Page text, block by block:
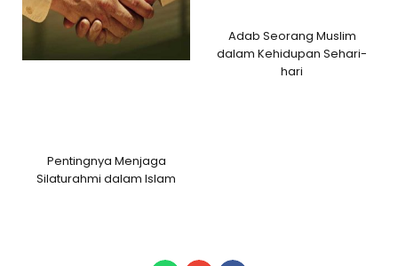
Pentingnya Menjaga
Silaturahmi dalam Islam
Adab Seorang Muslim
dalam Kehidupan Sehari-
hari